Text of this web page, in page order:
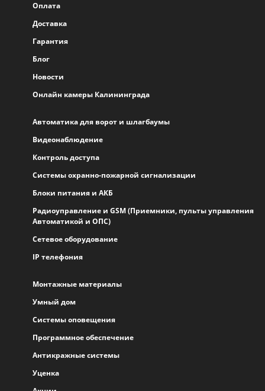
Оплата
Доставка
Гарантия
Блог
Новости
Онлайн камеры Калининграда
Автоматика для ворот и шлагбаумы
Видеонаблюдение
Контроль доступа
Системы охранно-пожарной сигнализации
Блоки питания и АКБ
Радиоуправление и GSM (Приемники, пульты управления
Автоматикой и ОПС)
Сетевое оборудование
IP телефония
Монтажные материалы
Умный дом
Системы оповещения
Программное обеспечение
Антикражные системы
Уценка